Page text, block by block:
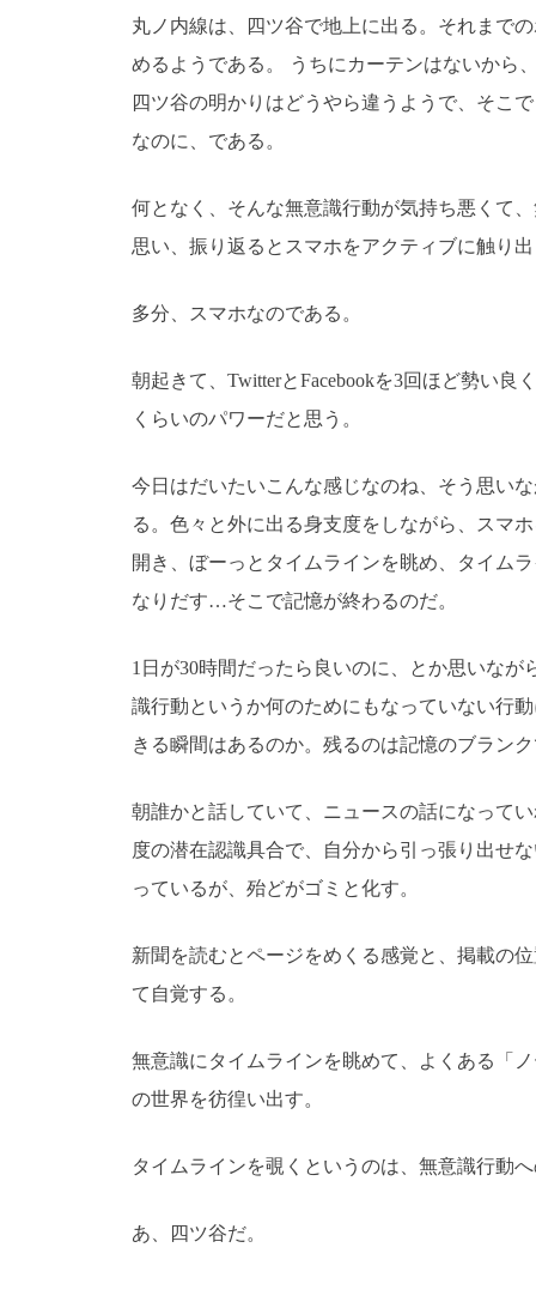
丸ノ内線は、四ツ谷で地上に出る。それまで
めるようである。 うちにカーテンはないから
四ツ谷の明かりはどうやら違うようで、そこ
なのに、である。
何となく、そんな無意識行動が気持ち悪くて
思い、振り返るとスマホをアクティブに触り
多分、スマホなのである。
朝起きて、TwitterとFacebookを3回ほど勢い
くらいのパワーだと思う。
今日はだいたいこんな感じなのね、そう思い
る。色々と外に出る身支度をしながら、スマ
開き、ぼーっとタイムラインを眺め、タイム
なりだす…そこで記憶が終わるのだ。
1日が30時間だったら良いのに、とか思いな
識行動というか何のためにもなっていない行
きる瞬間はあるのか。残るのは記憶のブラン
朝誰かと話していて、ニュースの話になって
度の潜在認識具合で、自分から引っ張り出せ
っているが、殆どがゴミと化す。
新聞を読むとページをめくる感覚と、掲載の
て自覚する。
無意識にタイムラインを眺めて、よくある「
の世界を彷徨い出す。
タイムラインを覗くというのは、無意識行動
あ、四ツ谷だ。